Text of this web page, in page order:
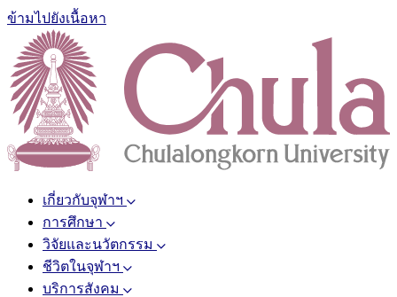
ข้ามไปยังเนื้อหา
เกี่ยวกับจุฬาฯ
การศึกษา
วิจัยและนวัตกรรม
ชีวิตในจุฬาฯ
บริการสังคม